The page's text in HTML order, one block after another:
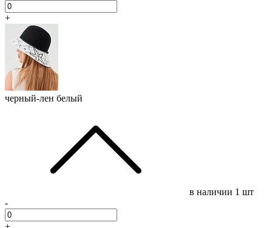
+
черный-лен белый
в наличии 1 шт
-